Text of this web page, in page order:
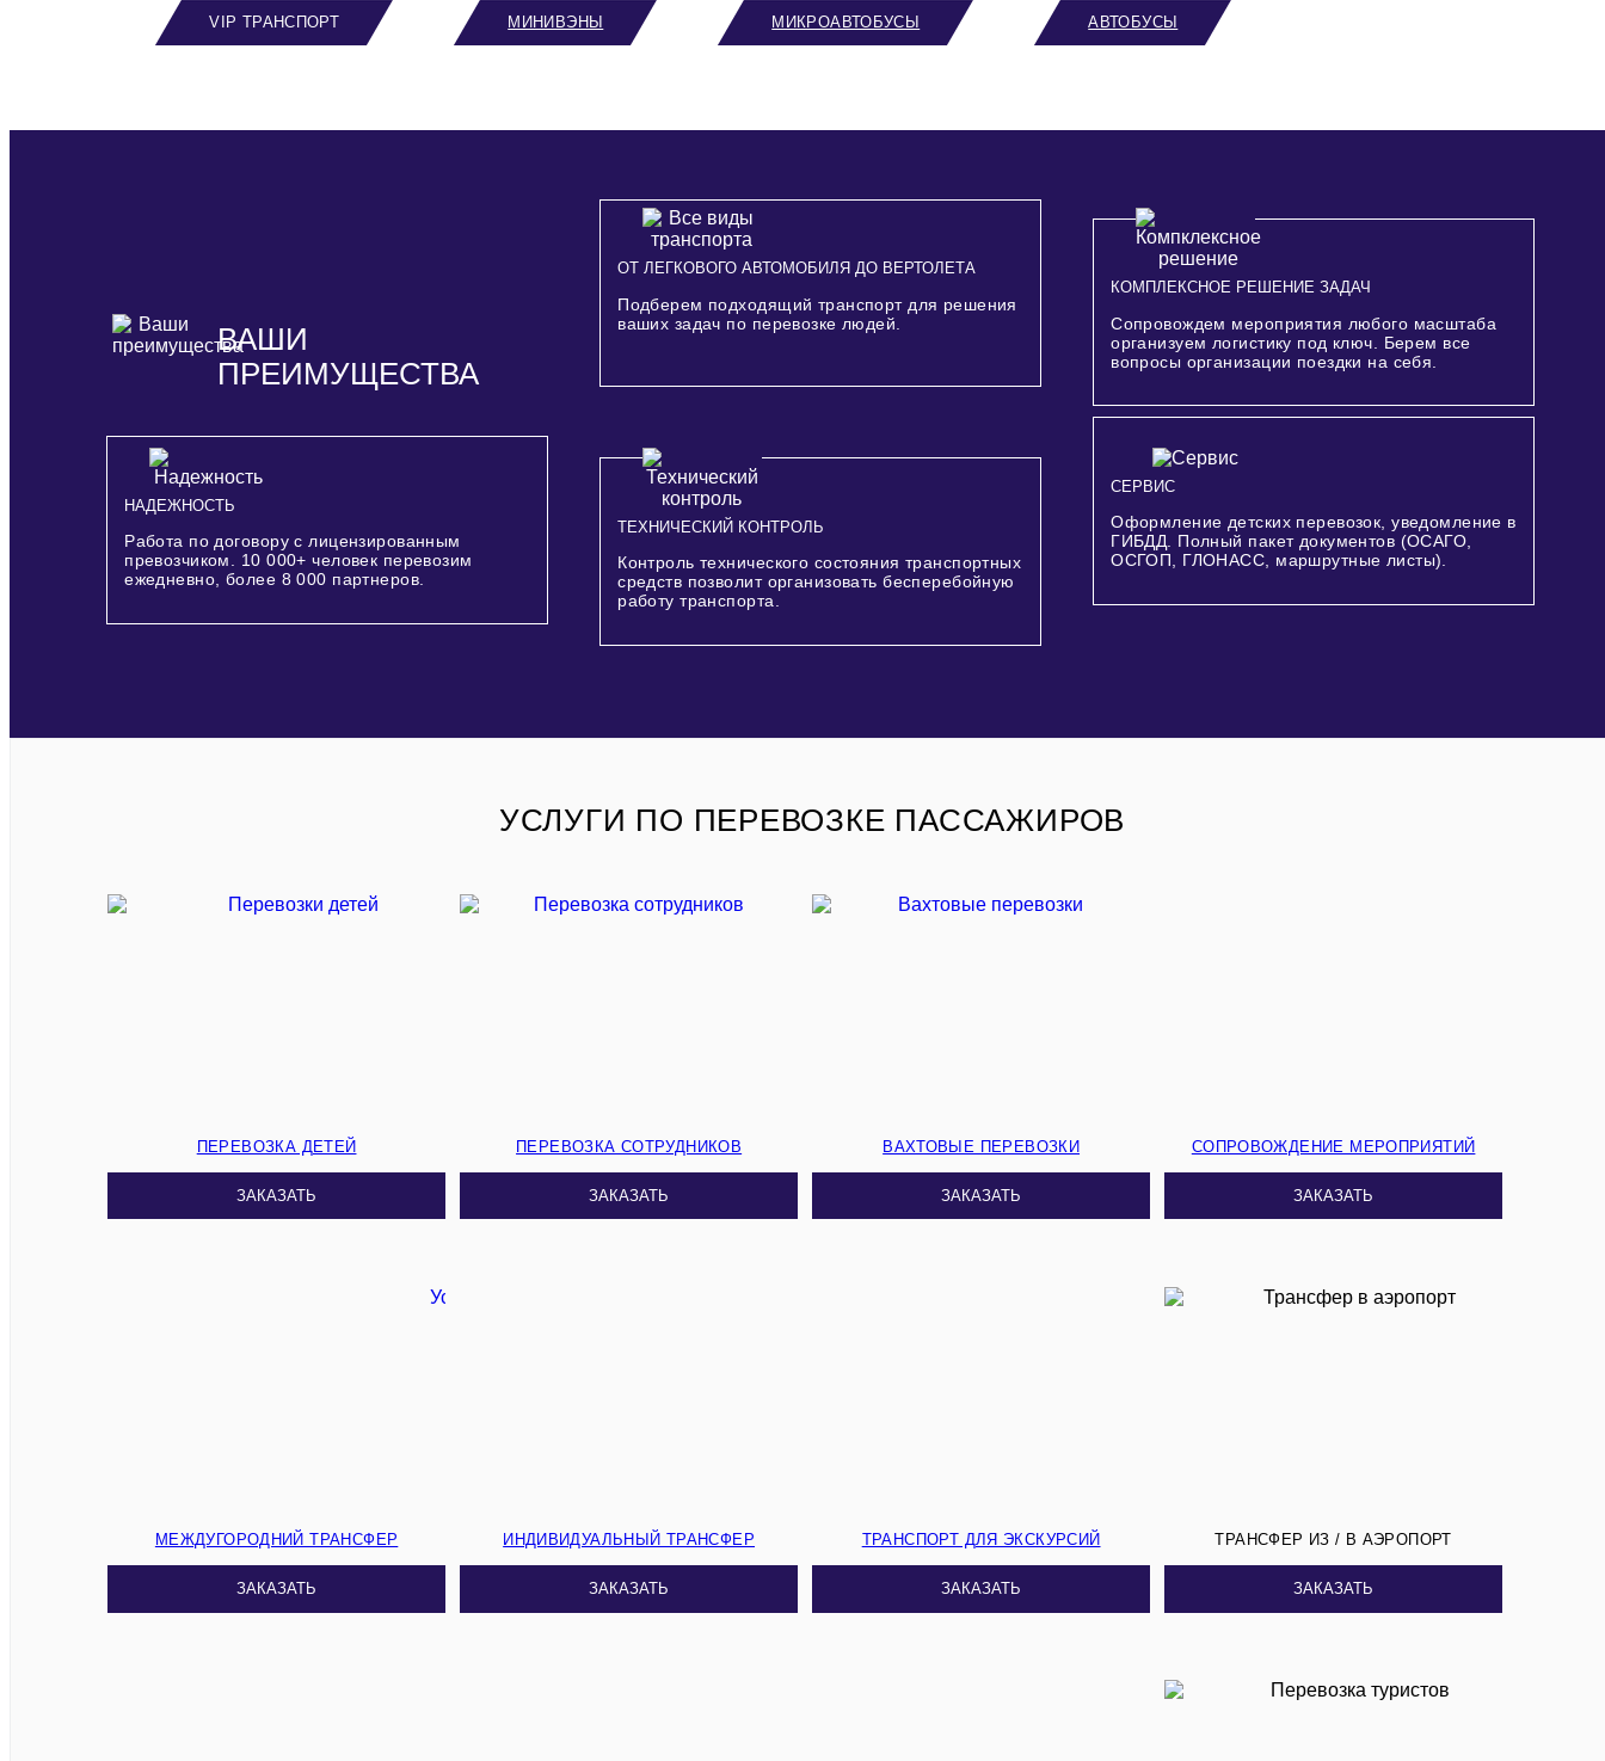
VIP ТРАНСПОРТ МИНИВЭНЫ МИКРОАВТОБУСЫ АВТОБУСЫ
ВАШИ
ПРЕИМУЩЕСТВА
ОТ ЛЕГКОВОГО АВТОМОБИЛЯ ДО ВЕРТОЛЕТА
Подберем подходящий транспорт для решения
ваших задач по перевозке людей.
КОМПЛЕКСНОЕ РЕШЕНИЕ ЗАДАЧ
Сопровождем мероприятия любого масштаба
организуем логистику под ключ. Берем все
вопросы организации поездки на себя.
НАДЕЖНОСТЬ
Работа по договору с лицензированным
превозчиком. 10 000+ человек перевозим
ежедневно, более 8 000 партнеров.
ТЕХНИЧЕСКИЙ КОНТРОЛЬ
Контроль технического состояния транспортных
средств позволит организовать бесперебойную
работу транспорта.
СЕРВИС
Оформление детских перевозок, уведомление в
ГИБДД. Полный пакет документов (ОСАГО,
ОСГОП, ГЛОНАСС, маршрутные листы).
УСЛУГИ ПО ПЕРЕВОЗКЕ ПАССАЖИРОВ
ПЕРЕВОЗКА ДЕТЕЙ
ЗАКАЗАТЬ
ПЕРЕВОЗКА СОТРУДНИКОВ
ЗАКАЗАТЬ
ВАХТОВЫЕ ПЕРЕВОЗКИ
ЗАКАЗАТЬ
СОПРОВОЖДЕНИЕ МЕРОПРИЯТИЙ
ЗАКАЗАТЬ
МЕЖДУГОРОДНИЙ ТРАНСФЕР
ЗАКАЗАТЬ
ИНДИВИДУАЛЬНЫЙ ТРАНСФЕР
ЗАКАЗАТЬ
ТРАНСПОРТ ДЛЯ ЭКСКУРСИЙ
ЗАКАЗАТЬ
ТРАНСФЕР ИЗ / В АЭРОПОРТ
ЗАКАЗАТЬ